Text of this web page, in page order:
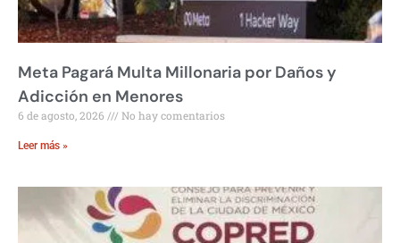
Meta Pagará Multa Millonaria por Daños y
Adicción en Menores
6 de agosto, 2026 No hay comentarios
Leer más »